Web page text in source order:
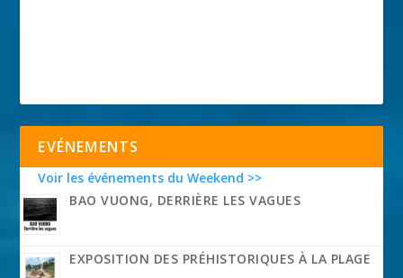
EVÉNEMENTS
Voir les événements du Weekend >>
BAO VUONG, DERRIÈRE LES VAGUES
EXPOSITION DES PRÉHISTORIQUES À LA PLAGE